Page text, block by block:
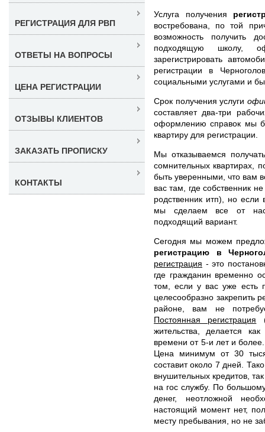
Услуга получения
востребована, по той
возможность получить
подходящую школу,
зарегистрировать
регистрации в
социальными услугами и
Срок получения услуги
составляет два-три
оформлению справок мы
квартиру для регистрации.
Мы отказываемся
сомнительных квартирах,
быть уверенными, что вам
вас там, где собственник
родственник итп), но
мы сделаем все от нас
подходящий вариант.
Сегодня мы можем
регистрацию в
регистрация - это
где гражданин временно
том, если у вас уже есть
целесообразно закрепить
районе, вам не
Постоянная регистрация
жительства, делается
времени от 5-и лет и
Цена минимум от 30
составит около 7 дней.
внушительных кредитов,
на гос службу. По
денег, неотложной
настоящий момент нет,
месту пребывания, но не
РЕГИСТРАЦИЯ ДЛЯ РВП
ОТВЕТЫ НА ВОПРОСЫ
ЦЕНА РЕГИСТРАЦИИ
ОТЗЫВЫ КЛИЕНТОВ
ЗАКАЗАТЬ ПРОПИСКУ
КОНТАКТЫ